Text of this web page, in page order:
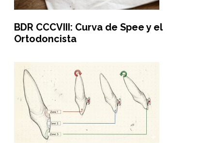
BDR CCCVIII: Curva de Spee y el
Ortodoncista